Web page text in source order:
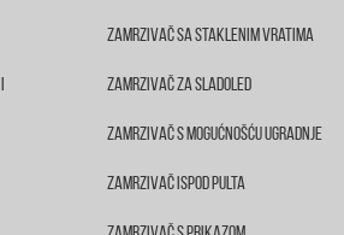
Zamrzivač Sa Staklenim Vratima
Zamrzivač Za Sladoled
Zamrzivač S Mogućnošću Ugradnje
Zamrzivač Ispod Pulta